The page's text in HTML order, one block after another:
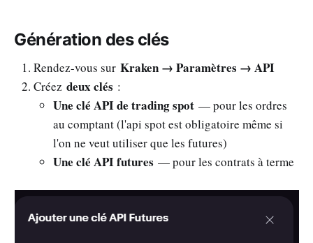
Génération des clés
Rendez-vous sur Kraken → Paramètres → API
Créez deux clés :
Une clé API de trading spot — pour les ordres
au comptant (l'api spot est obligatoire même si
l'on ne veut utiliser que les futures)
Une clé API futures — pour les contrats à terme